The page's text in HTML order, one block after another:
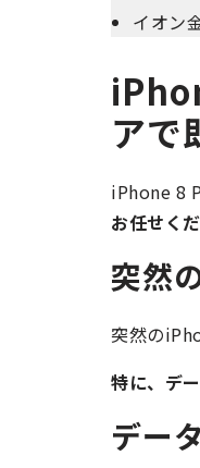
イオン
アで
iPhone 8
お任せく
突然
突然の
特に、デ
デー